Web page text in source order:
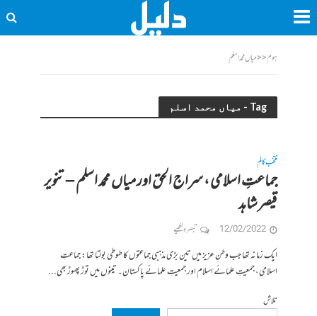
ہوم<<میاں محمد اسلم
Tag - میاں محمد اسلم
منتخب کالم
جماعتِ اسلامی ، سراج الحق اور میاں محمد اسلم – تنویر
قیصر شاہد
12/02/2022 تبصرہ لکھیے
ایک زمانہ تھا جب وطنِ عزیز میں تین بڑی مذہبی جماعتوں کا طوطی بولتا تھا: جماعتِ
اسلامی، جمعیتِ علمائے اسلام اور جمعیتِ علمائے پاکستان۔ تینوں میں توڑ پھوڑ بھی...
تلاش